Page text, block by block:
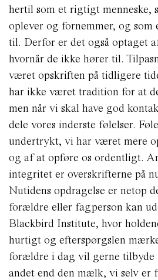
hertil som et rigtigt menneske,
oplever og fornemmer, og som
til. Derfor er det også optaget
hvornår de ikke hører til.
været opskriften på tidligere
har ikke været tradition for at
men når vi skal have god
dele vores inderste følelser.
undertrykt, vi har været mere
og af at opføre os ordentligt.
integritet er overskrifterne på
Nutidens opdragelse er netop
forældre eller fagperson kan
Blackbird Institute, hvor
hurtigt og efterspørgslen
forældre i dag vil gerne tilbyde
andet end den mælk, vi selv er